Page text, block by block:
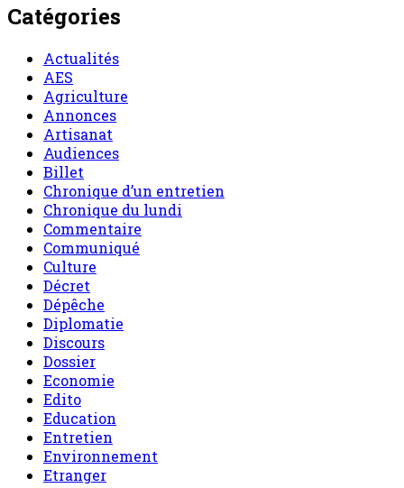
Catégories
Actualités
AES
Agriculture
Annonces
Artisanat
Audiences
Billet
Chronique d’un entretien
Chronique du lundi
Commentaire
Communiqué
Culture
Décret
Dépêche
Diplomatie
Discours
Dossier
Economie
Edito
Education
Entretien
Environnement
Etranger